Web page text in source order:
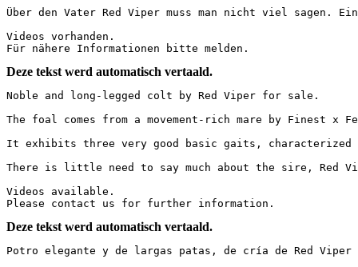
Über den Vater Red Viper muss man nicht viel sagen.
Videos vorhanden.
Für nähere Informationen bitte melden.
Deze tekst werd automatisch vertaald.
Noble and long-legged colt by Red Viper for sale.
The foal comes from a movement-rich mare by Finest x
It exhibits three very good basic gaits,
There is little need to say much about the sire, Red
Videos available.
Please contact us for further information.
Deze tekst werd automatisch vertaald.
Potro elegante y de largas patas, de cría de Red Viper